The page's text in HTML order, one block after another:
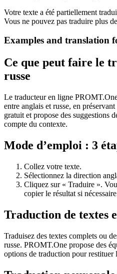
Votre texte a été partiellement
Vous ne pouvez pas traduire plus de
Examples and translation
Ce que peut faire le
russe
Le traducteur en ligne
entre anglais et russe, en
gratuit et propose des suggestions
compte du contexte.
Mode d’emploi : 3
Collez votre texte.
Sélectionnez la direction
Cliquez sur « Traduire ».
copier le résultat si
Traduction de textes
Traduisez des textes complets ou
russe. PROMT.One propose des
options de traduction pour restituer